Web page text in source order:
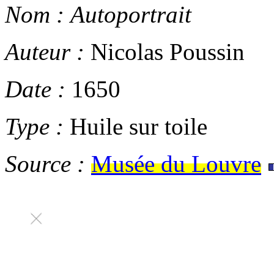
Nom : Autoportrait
Auteur : Nicolas Poussin
Date : 1650
Type : Huile sur toile
Source : Musée du Louvre